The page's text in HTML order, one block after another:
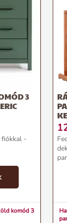
3
fiókkal -
komód 3